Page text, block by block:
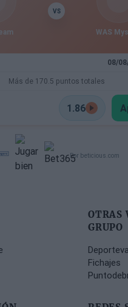
VS
WAS
08/
Más de 170.5 puntos totales
1.86
Por beticious.com
OTRAS
GRUPO
Fichajes